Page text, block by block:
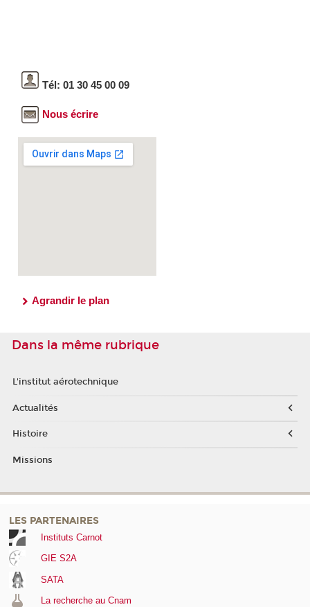
Tél: 01 30 45 00 09
Nous écrire
Agrandir le plan
Dans la même rubrique
L'institut aérotechnique
Actualités
Histoire
Missions
LES PARTENAIRES
Instituts Carnot
GIE S2A
SATA
La recherche au Cnam